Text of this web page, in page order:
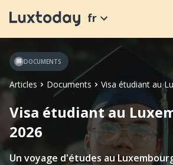
fr
Articles Documents Visa étudiant au
DOCUMENTS
Visa étudiant au
2026
Un voyage d'études au